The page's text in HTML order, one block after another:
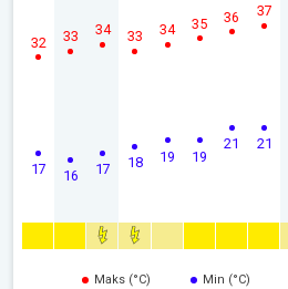
17
32
16
33
17
34
18
33
19
34
19
35
21
36
21
37
Maks (°C) Min (°C)